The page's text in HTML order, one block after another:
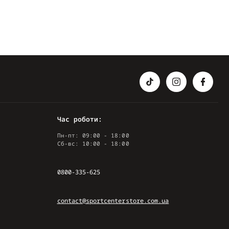
Час роботи:
Пн-пт: 09:00 - 18:00
Сб-вс: 10:00 - 18:00
0800-335-625
contact@sportcenterstore.com.ua